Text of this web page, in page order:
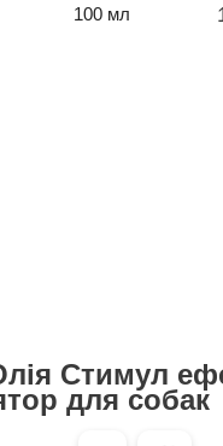
100 мл
Стимул
для собак